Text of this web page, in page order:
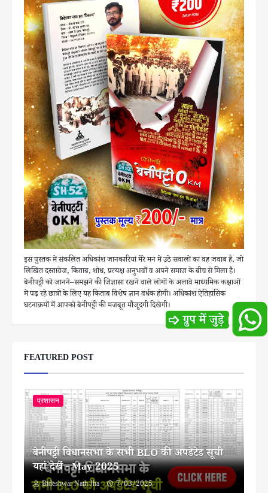
इस पुस्तक में संकलित अधिकांश जानकारियां मेरे मन में उठे सवालों का वह जवाब है, जो
लिखित दस्तावेज, किताब, शोध, प्रत्यक्ष अनुभवों व अपने समाज के बीच से मिला है।
बेनीपट्टी को जानने–समझने की जिज्ञासा रखने वाले लोगों के अलावे माध्यमिक कक्षाओं
में पढ़ रहे छात्रों के लिए यह किताब विशेष ज्ञान वर्धक होगी। अधिकांश ऐतिहासिक
घटनाक्रमों में आपको बेनीपट्टी की मजबूत मौजूदगी दिखेगी।
FEATURED POST
प्रशासन
बेनीपट्टी विधानसभा के सभी BLO की अपडेटेड सूची
यहां देखें - May 2025
Bideshwar Nath Jha 7/03/2025